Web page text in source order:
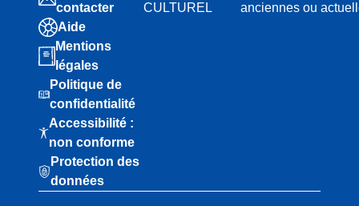
contacter
Aide
Mentions
légales
Politique de
confidentialité
Accessibilité :
non conforme
Protection des
données
CULTUREL
anciennes ou